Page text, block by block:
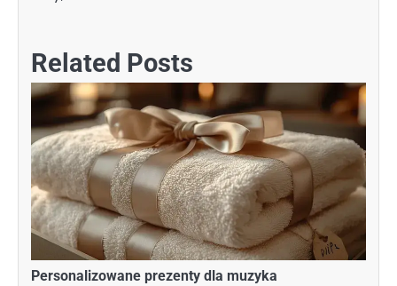
Related Posts
Personalizowane prezenty dla muzyka